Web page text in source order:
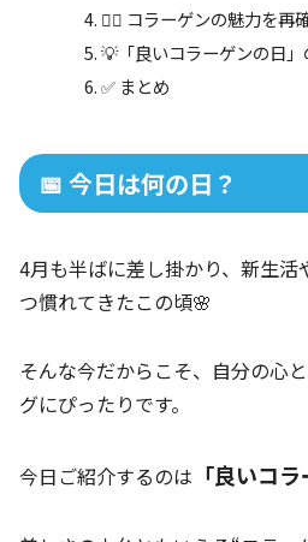
💆‍♀️ コラーゲンの魅力を再
💡「良いコラーゲンの日
✅ まとめ
📅 今日は何の日？
4月も半ばに差し掛かり、新生活
つ慣れてきたこの頃🌸
そんな今だからこそ、自分の心
グにぴったりです。
今日ご紹介するのは 「良いコ